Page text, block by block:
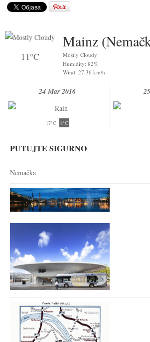
11°C
Mainz
Mostly Cloudy
Humidity: 82%
Wind: 27.36 km/h
24 Mar 2016
17°C 8°C
PUTUJTE SIGURNO
Nemačka